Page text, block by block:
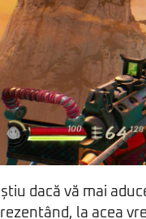
știu dacă vă mai
la acea